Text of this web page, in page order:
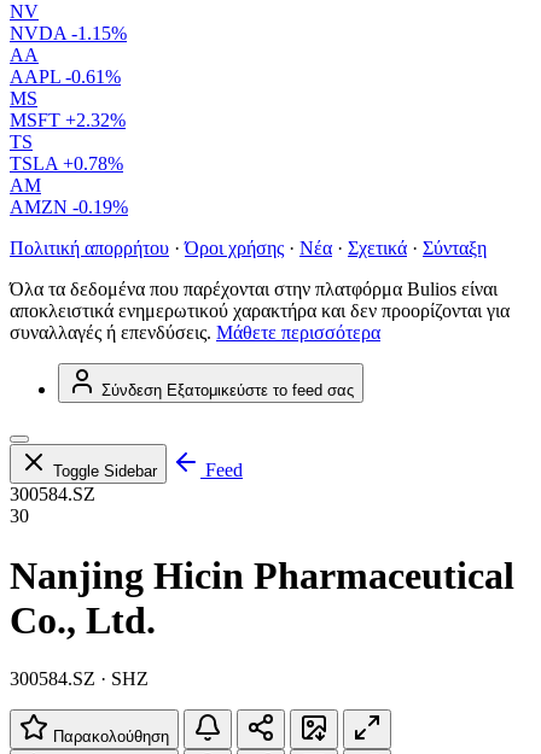
NV
NVDA -1.15%
AA
AAPL -0.61%
MS
MSFT +2.32%
TS
TSLA +0.78%
AM
AMZN -0.19%
Πολιτική απορρήτου · Όροι χρήσης · Νέα · Σχετικά · Σύνταξη
Όλα τα δεδομένα που παρέχονται στην πλατφόρμα Bulios είναι
αποκλειστικά ενημερωτικού χαρακτήρα και δεν προορίζονται για
συναλλαγές ή επενδύσεις. Μάθετε περισσότερα
Σύνδεση Εξατομικεύστε το feed σας
Toggle Sidebar
Feed
300584.SZ
30
Nanjing Hicin Pharmaceutical
Co., Ltd.
300584.SZ · SHZ
Παρακολούθηση